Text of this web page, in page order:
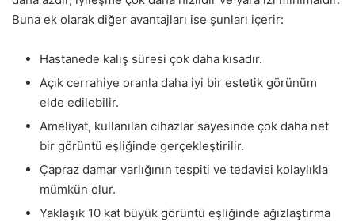
Buna ek olarak diğer avantajları ise şunları içerir:
Hastanede kalış süresi çok daha kısadır.
Açık cerrahiye oranla daha iyi bir estetik görünüm
elde edilebilir.
Ameliyat, kullanılan cihazlar sayesinde çok daha net
bir görüntü eşliğinde gerçekleştirilir.
Çapraz damar varlığının tespiti ve tedavisi kolaylıkla
mümkün olur.
Yaklaşık 10 kat büyük görüntü eşliğinde ağızlaştırma